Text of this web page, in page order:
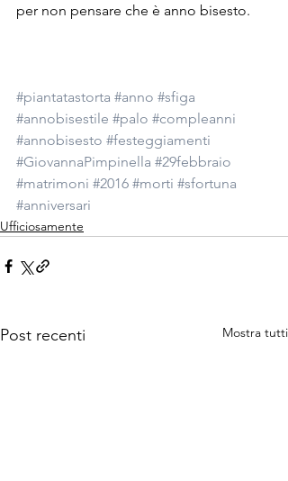
per non pensare che è anno bisesto.
#piantatastorta #anno #sfiga
#annobisestile #palo #compleanni
#annobisesto #festeggiamenti
#GiovannaPimpinella #29febbraio
#matrimoni #2016 #morti #sfortuna
#anniversari
Ufficiosamente
Post recenti Mostra tutti